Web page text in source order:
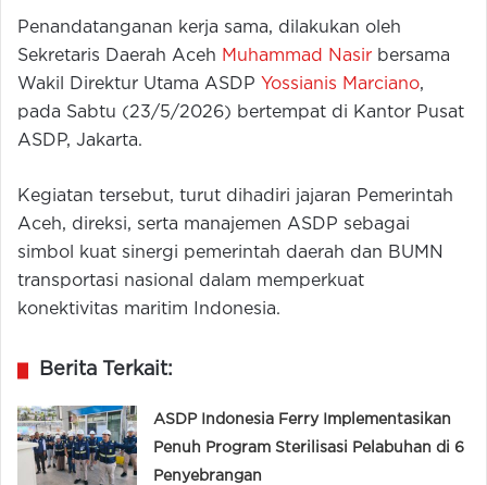
Penandatanganan kerja sama, dilakukan oleh
Sekretaris Daerah Aceh Muhammad Nasir bersama
Wakil Direktur Utama ASDP Yossianis Marciano,
pada Sabtu (23/5/2026) bertempat di Kantor Pusat
ASDP, Jakarta.
Kegiatan tersebut, turut dihadiri jajaran Pemerintah
Aceh, direksi, serta manajemen ASDP sebagai
simbol kuat sinergi pemerintah daerah dan BUMN
transportasi nasional dalam memperkuat
konektivitas maritim Indonesia.
Berita Terkait:
ASDP Indonesia Ferry Implementasikan
Penuh Program Sterilisasi Pelabuhan di 6
Penyebrangan